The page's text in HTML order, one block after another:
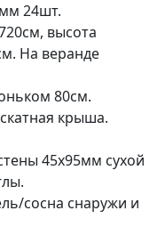
24шт.
высота
На веранде
80см.
крыша.
45х95мм сухой
сосна снаружи и